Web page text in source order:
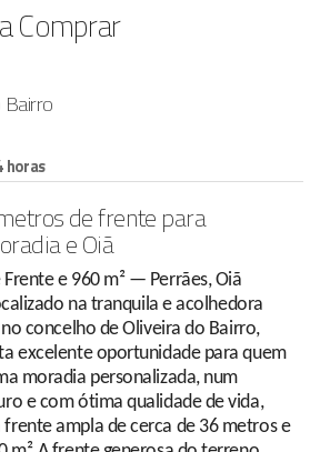
Comprar
Bairro
horas
de frente para
e Oiã
e 960 m² — Perrães, Oiã
na tranquila e acolhedora
concelho de Oliveira do Bairro,
excelente oportunidade para quem
moradia personalizada, num
e com ótima qualidade de vida,
ampla de cerca de 36 metros e